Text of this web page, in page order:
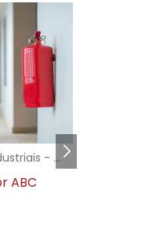
Soluções Industriais - AC
ABC